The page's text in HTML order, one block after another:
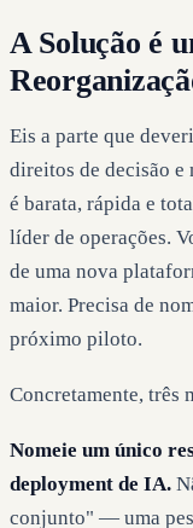
A Solução é
Eis a parte que
direitos de decisão e
é barata, rápida e
líder de operações.
de uma nova
maior. Precisa de
próximo piloto.
Concretamente, três
Nomeie um único
deployment de IA.
conjunto" — uma